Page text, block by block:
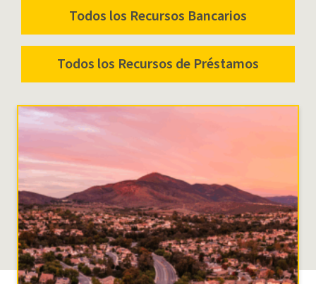
Todos los Recursos Bancarios
Todos los Recursos de Préstamos